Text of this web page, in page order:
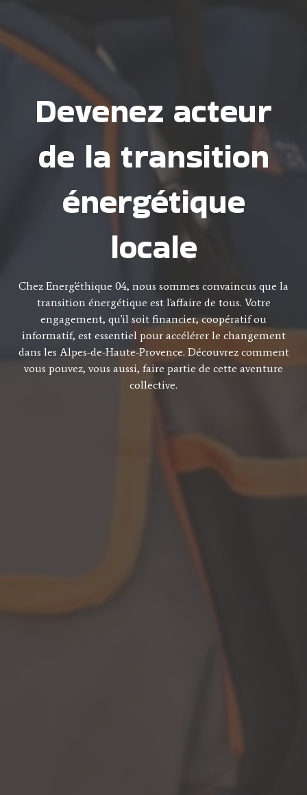
Devenez acteur
de la transition
énergétique
locale
Chez Energ'éthique 04, nous sommes convaincus que la
transition énergétique est l'affaire de tous. Votre
engagement, qu'il soit financier, coopératif ou
informatif, est essentiel pour accélérer le changement
dans les Alpes-de-Haute-Provence. Découvrez comment
vous pouvez, vous aussi, faire partie de cette aventure
collective.